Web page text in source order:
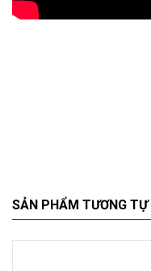
SẢN PHẨM TƯƠNG TỰ